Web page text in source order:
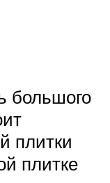
большого
плитки
плитке